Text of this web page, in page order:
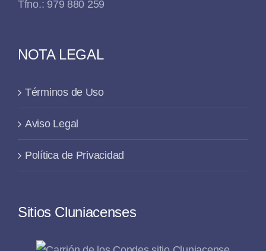
Tfno.: 979 880 259
NOTA LEGAL
Términos de Uso
Aviso Legal
Política de Privacidad
Sitios Cluniacenses